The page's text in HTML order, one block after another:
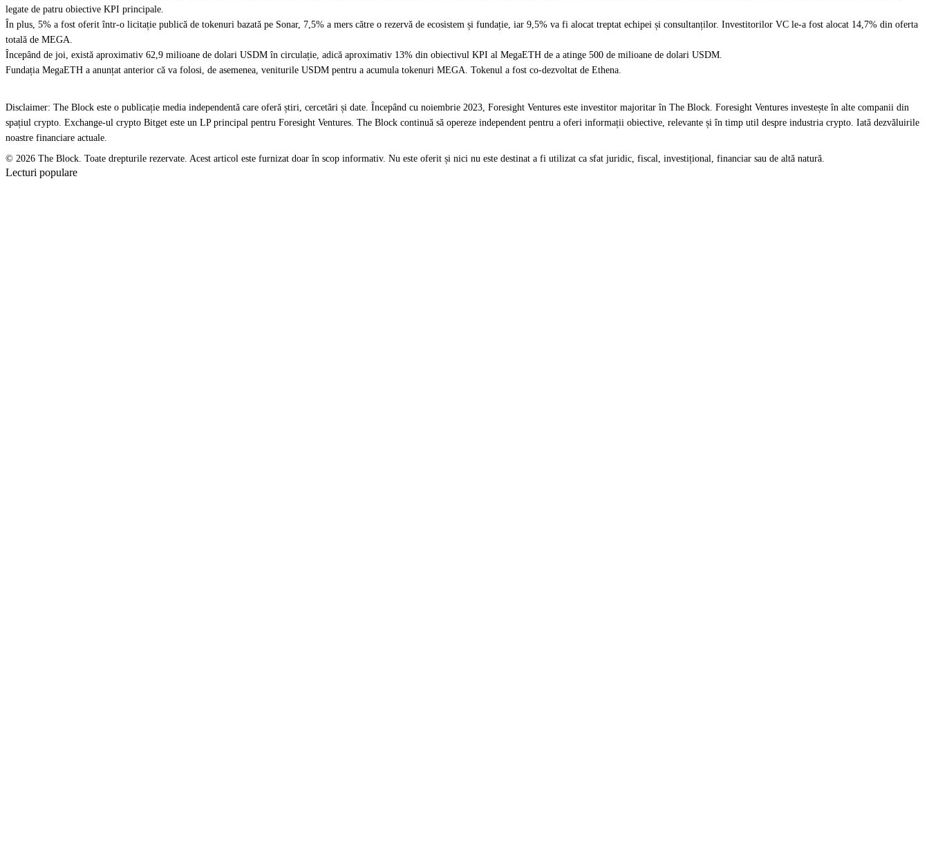
legate de patru obiective KPI principale.
În plus, 5% a fost oferit într-o licitație publică de tokenuri bazată pe Sonar, 7,5% a mers către o rezervă de ecosistem și fundație, iar 9,5% va fi alocat treptat echipei și consultanților. Investitorilor VC le-a fost alocat 14,7% din oferta
totală de MEGA.
Începând de joi, există aproximativ 62,9 milioane de dolari USDM în circulație, adică aproximativ 13% din obiectivul KPI al MegaETH de a atinge 500 de milioane de dolari USDM.
Fundația MegaETH a anunțat anterior că va folosi, de asemenea, veniturile USDM pentru a acumula tokenuri MEGA. Tokenul a fost co-dezvoltat de Ethena.
Disclaimer: The Block este o publicație media independentă care oferă știri, cercetări și date. Începând cu noiembrie 2023, Foresight Ventures este investitor majoritar în The Block. Foresight Ventures investește în alte companii din
spațiul crypto. Exchange-ul crypto Bitget este un LP principal pentru Foresight Ventures. The Block continuă să opereze independent pentru a oferi informații obiective, relevante și în timp util despre industria crypto. Iată dezvăluirile
noastre financiare actuale.
© 2026 The Block. Toate drepturile rezervate. Acest articol este furnizat doar în scop informativ. Nu este oferit și nici nu este destinat a fi utilizat ca sfat juridic, fiscal, investițional, financiar sau de altă natură.
Lecturi populare